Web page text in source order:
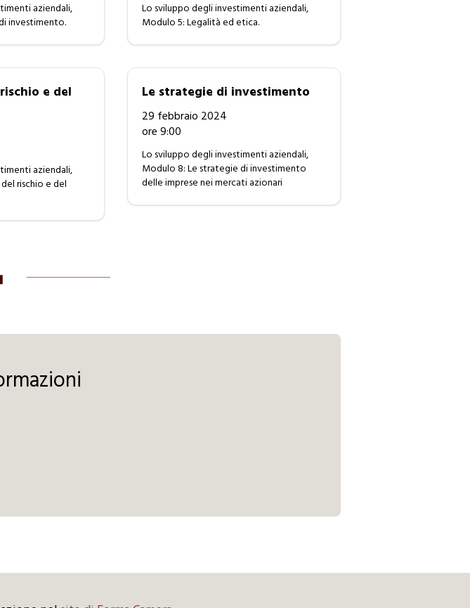
aziendali,
investimento.
Lo sviluppo degli investimenti aziendali,
Modulo 5: Legalità ed etica.
e del
aziendali,
rischio e del
Le strategie di investimento
29 febbraio 2024
ore 9:00
Lo sviluppo degli investimenti aziendali,
Modulo 8: Le strategie di investimento
delle imprese nei mercati azionari